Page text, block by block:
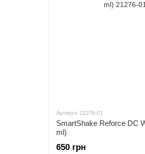
Артикул: 21276-01
SmartShake Reforce DC
ml)
650 грн